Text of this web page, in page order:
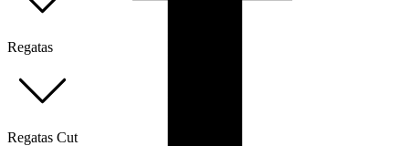
Regatas
Regatas Cut